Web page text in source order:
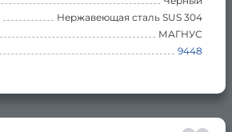
Нержавеющая сталь SUS 304
МАГНУС
9448